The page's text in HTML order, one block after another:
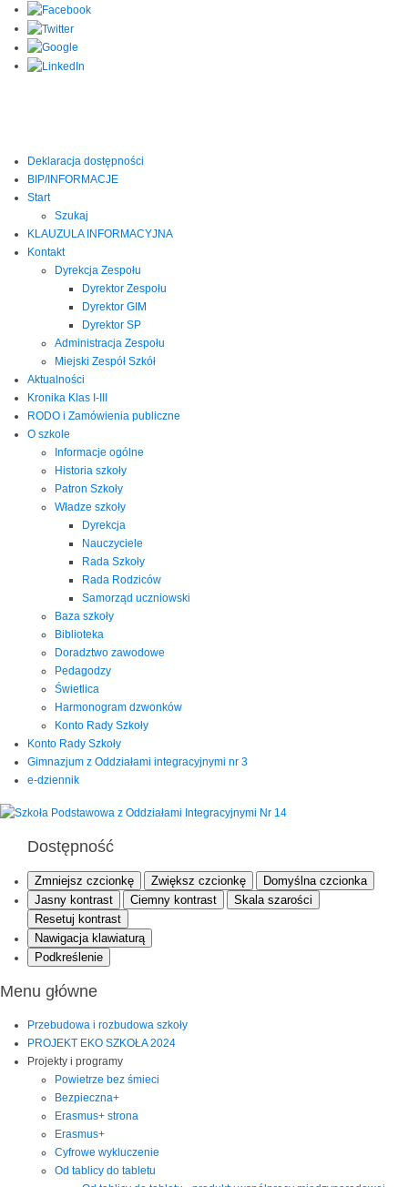
Deklaracja dostępności
BIP/INFORMACJE
Start
Szukaj
KLAUZULA INFORMACYJNA
Kontakt
Dyrekcja Zespołu
Dyrektor Zespołu
Dyrektor GIM
Dyrektor SP
Administracja Zespołu
Miejski Zespół Szkół
Aktualności
Kronika Klas I-III
RODO i Zamówienia publiczne
O szkole
Informacje ogólne
Historia szkoły
Patron Szkoły
Władze szkoły
Dyrekcja
Nauczyciele
Rada Szkoły
Rada Rodziców
Samorząd uczniowski
Baza szkoły
Biblioteka
Doradztwo zawodowe
Pedagodzy
Świetlica
Harmonogram dzwonków
Konto Rady Szkoły
Konto Rady Szkoły
Gimnazjum z Oddziałami integracyjnymi nr 3
e-dziennik
Dostępność
Zmniejsz czcionkę Zwiększ czcionkę
Domyślna czcionka
Jasny kontrast
Ciemny kontrast
Skala szarości
Resetuj kontrast
Nawigacja klawiaturą
Podkreślenie
Menu główne
Przebudowa i rozbudowa szkoły
PROJEKT EKO SZKOŁA 2024
Projekty i programy
Powietrze bez śmieci
Bezpieczna+
Erasmus+ strona
Erasmus+
Cyfrowe wykluczenie
Od tablicy do tabletu